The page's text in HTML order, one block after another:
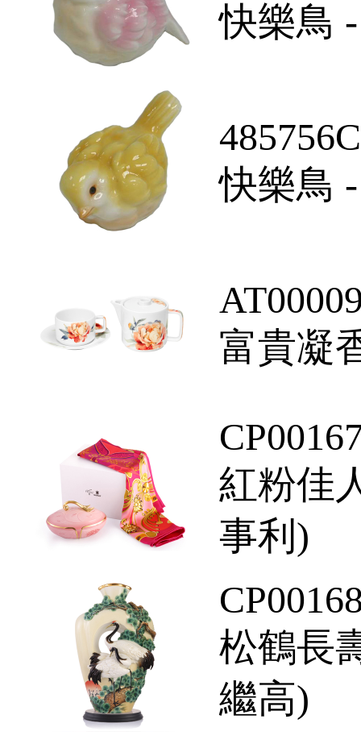
快樂鳥
485756C
快樂鳥
富貴凝
紅粉佳
事利)
松鶴長
繼高)